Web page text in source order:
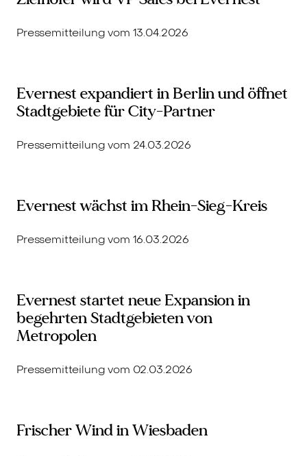
Pressemitteilung vom 13.04.2026
Evernest expandiert in Berlin und öffnet
Stadtgebiete für City-Partner
Pressemitteilung vom 24.03.2026
Evernest wächst im Rhein-Sieg-Kreis
Pressemitteilung vom 16.03.2026
Evernest startet neue Expansion in
begehrten Stadtgebieten von
Metropolen
Pressemitteilung vom 02.03.2026
Frischer Wind in Wiesbaden